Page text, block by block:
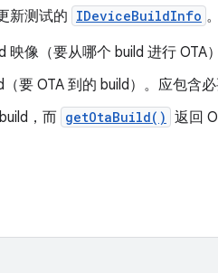
新测试的 IDeviceBuildInfo
映像（要从哪个 build 进行 OTA）
（要 OTA 到的 build）。应包含
，而 getOtaBuild() 返回